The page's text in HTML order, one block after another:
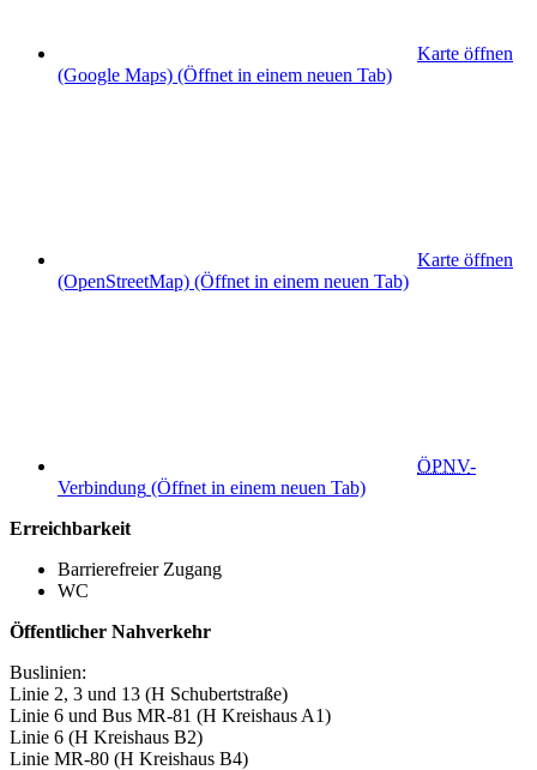
Karte öffnen
(Google Maps) (Öffnet in einem neuen Tab)
Karte öffnen
(OpenStreetMap) (Öffnet in einem neuen Tab)
ÖPNV-
Verbindung (Öffnet in einem neuen Tab)
Erreichbarkeit
Barrierefreier Zugang
WC
Öffentlicher Nahverkehr
Buslinien:
Linie 2, 3 und 13 (H Schubertstraße)
Linie 6 und Bus MR-81 (H Kreishaus A1)
Linie 6 (H Kreishaus B2)
Linie MR-80 (H Kreishaus B4)